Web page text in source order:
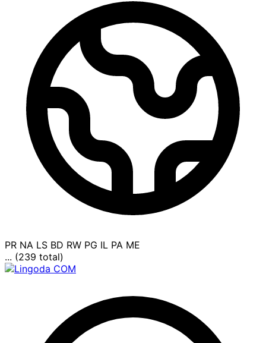
PR NA LS BD RW PG IL PA ME
... (239 total)